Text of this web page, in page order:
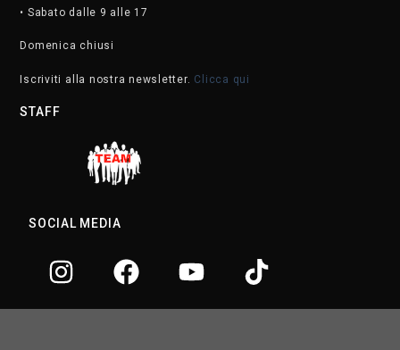
• Sabato dalle 9 alle 17
Domenica chiusi
Iscriviti alla nostra newsletter. Clicca qui
STAFF
SOCIAL MEDIA